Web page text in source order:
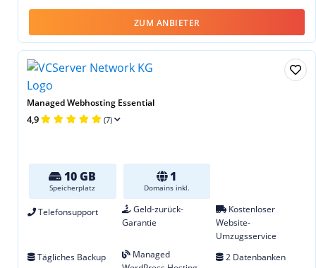
ZUM ANBIETER
Managed Webhosting Essential
4,9 (7)
10 GB
Speicherplatz
1
Domains inkl.
Telefonsupport
Geld-zurück-
Garantie
Kostenloser
Website-
Umzugsservice
Tägliches Backup
Managed
2 Datenbanken